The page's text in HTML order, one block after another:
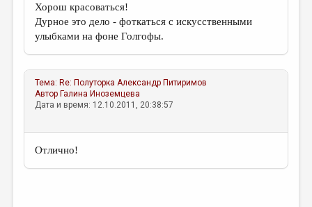
Хорош красоваться!
Дурное это дело - фоткаться с искусственными
улыбками на фоне Голгофы.
Тема: Re: Полуторка Александр Питиримов
Автор Галина Иноземцева
Дата и время: 12.10.2011, 20:38:57
Отлично!